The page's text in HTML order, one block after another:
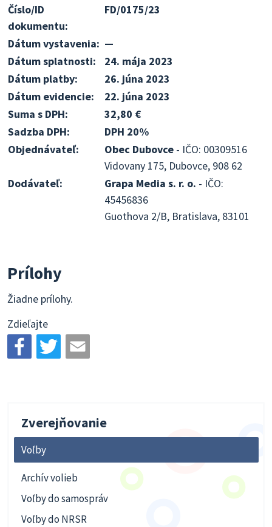
Číslo/ID
dokumentu:
FD/0175/23
Dátum vystavenia: —
Dátum splatnosti:
24. mája 2023
Dátum platby:
26. júna 2023
Dátum evidencie:
22. júna 2023
Suma s DPH:
32,80 €
Sadzba DPH:
DPH 20%
Objednávateľ:
Obec Dubovce - IČO: 00309516
Vidovany 175, Dubovce, 908 62
Dodávateľ:
Grapa Media s. r. o. - IČO:
45456836
Guothova 2/B, Bratislava, 83101
Prílohy
Žiadne prílohy.
Zdieľajte
Zverejňovanie
Voľby
Archív volieb
Voľby do samospráv
Voľby do NRSR